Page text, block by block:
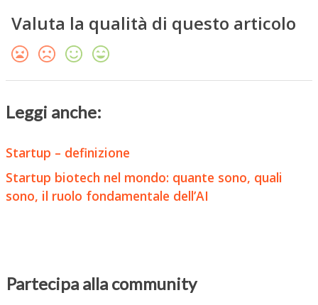
Valuta la qualità di questo articolo
Leggi anche:
Startup – definizione
Startup biotech nel mondo: quante sono, quali
sono, il ruolo fondamentale dell’AI
Partecipa alla community